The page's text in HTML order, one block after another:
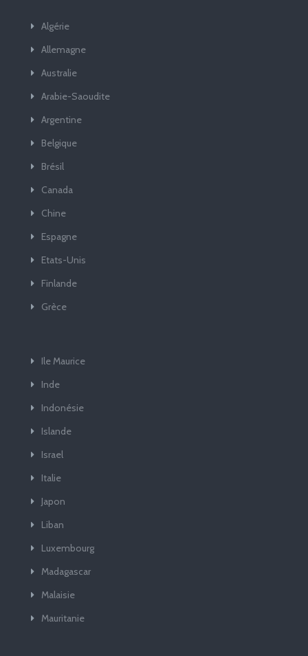
Algérie
Allemagne
Australie
Arabie-Saoudite
Argentine
Belgique
Brésil
Canada
Chine
Espagne
Etats-Unis
Finlande
Grèce
Ile Maurice
Inde
Indonésie
Islande
Israel
Italie
Japon
Liban
Luxembourg
Madagascar
Malaisie
Mauritanie